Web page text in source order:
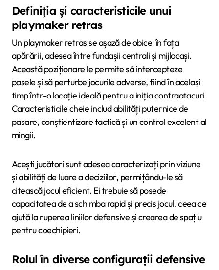
Definiția și caracteristicile unui
playmaker retras
Un playmaker retras se așază de obicei în fața
apărării, adesea între fundașii centrali și mijlocași.
Această poziționare le permite să intercepteze
pasele și să perturbe jocurile adverse, fiind în același
timp într-o locație ideală pentru a iniția contraatacuri.
Caracteristicile cheie includ abilități puternice de
pasare, conștientizare tactică și un control excelent al
mingii.
Acești jucători sunt adesea caracterizați prin viziune
și abilități de luare a deciziilor, permițându-le să
citească jocul eficient. Ei trebuie să posede
capacitatea de a schimba rapid și precis jocul, ceea ce
ajută la ruperea liniilor defensive și crearea de spațiu
pentru coechipieri.
Rolul în diverse configurații defensive